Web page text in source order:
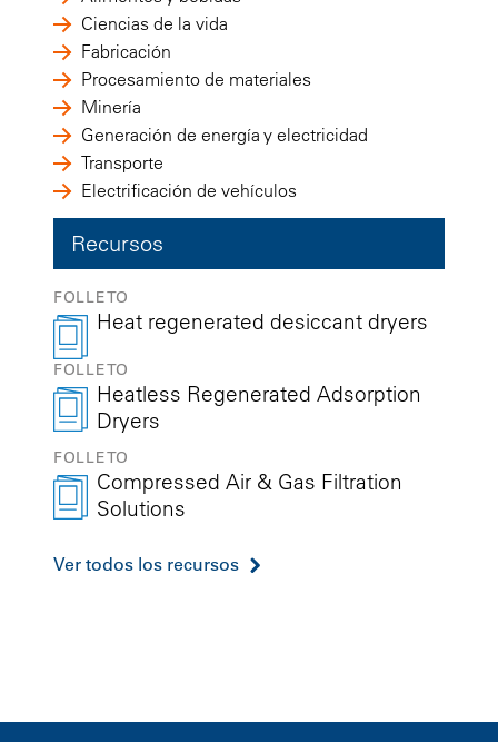
Ciencias de la vida
Fabricación
Procesamiento de materiales
Minería
Generación de energía y electricidad
Transporte
Electrificación de vehículos
Recursos
FOLLETO
Heat regenerated desiccant dryers
FOLLETO
Heatless Regenerated Adsorption
Dryers
FOLLETO
Compressed Air & Gas Filtration
Solutions
Ver todos los recursos